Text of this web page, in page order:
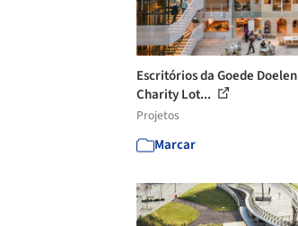
Escritórios da Goede
Charity Lot...
Projetos
Marcar